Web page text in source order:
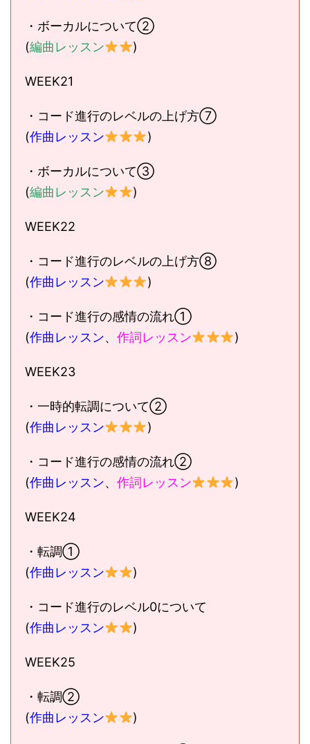
・ボーカルについて②
(編曲レッスン )
WEEK21
・コード進行のレベルの上げ方⑦
(作曲レッスン )
・ボーカルについて③
(編曲レッスン )
WEEK22
・コード進行のレベルの上げ方⑧
(作曲レッスン )
・コード進行の感情の流れ①
(作曲レッスン、 作詞レッスン )
WEEK23
・一時的転調について②
(作曲レッスン )
・コード進行の感情の流れ②
(作曲レッスン、 作詞レッスン )
WEEK24
・転調①
(作曲レッスン )
・コード進行のレベル0について
(作曲レッスン )
WEEK25
・転調②
(作曲レッスン )